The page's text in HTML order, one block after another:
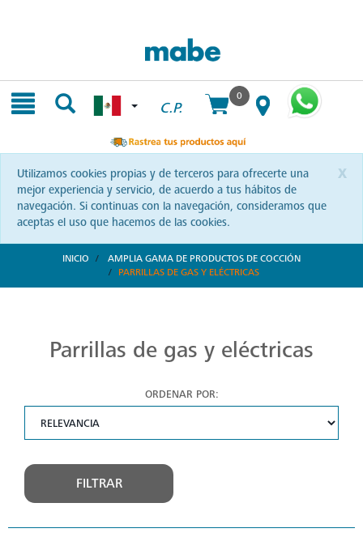
C.P.
0
x
Utilizamos cookies propias y de terceros para ofrecerte una
mejor experiencia y servicio, de acuerdo a tus hábitos de
navegación. Si continuas con la navegación, consideramos que
aceptas el uso que hacemos de las cookies.
INICIO
AMPLIA GAMA DE PRODUCTOS DE COCCIÓN
PARRILLAS DE GAS Y ELÉCTRICAS
Parrillas de gas y eléctricas
ORDENAR POR:
FILTRAR